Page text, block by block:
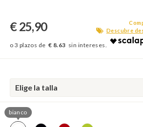
Descubre
€ 25,90
€ 8.63
Elige la talla
bianco